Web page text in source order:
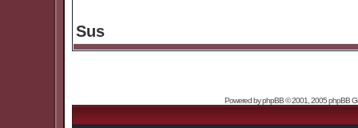
Sus
Powered byphpBB© 2001, 2005 phpBB